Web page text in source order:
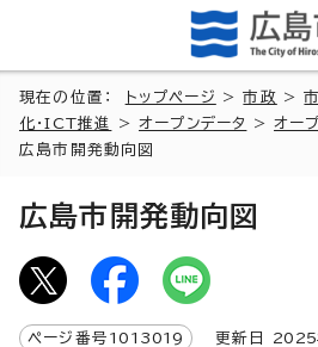
現在の位置： トップページ >市政 >
化・ICT推進
>オープンデータ >オー
広島市開発動向図
広島市開発動向図
ページ番号 1013019 更新日 2025